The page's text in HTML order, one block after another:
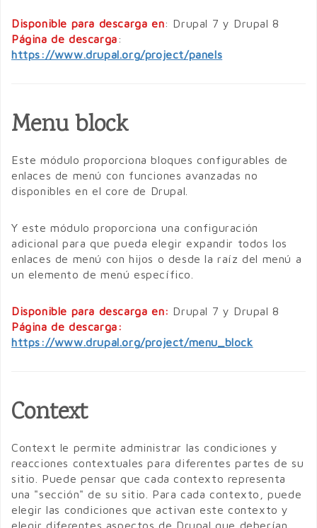
Disponible para descarga en: Drupal 7 y Drupal 8
Página de descarga:
https://www.drupal.org/project/panels
Menu block
Este módulo proporciona bloques configurables de
enlaces de menú con funciones avanzadas no
disponibles en el core de Drupal.
Y este módulo proporciona una configuración
adicional para que pueda elegir expandir todos los
enlaces de menú con hijos o desde la raíz del menú a
un elemento de menú específico.
Disponible para descarga en: Drupal 7 y Drupal 8
Página de descarga:
https://www.drupal.org/project/menu_block
Context
Context le permite administrar las condiciones y
reacciones contextuales para diferentes partes de su
sitio. Puede pensar que cada contexto representa
una "sección" de su sitio. Para cada contexto, puede
elegir las condiciones que activan este contexto y
elegir diferentes aspectos de Drupal que deberían